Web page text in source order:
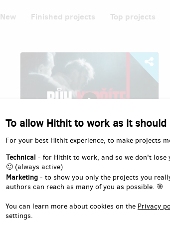
To allow Hithit to work as it
For your best Hithit experience, to make projects
Technical - for Hithit to work, and so we don't lose
🙂 (always active)
Marketing - to show you only the projects you
authors can reach as many of you as possible. 🎯
You can learn more about cookies on the Privacy
settings.
New Finished projects Top projects
Bůh nepřítel - poodhalte s námi
realitu rudého teroru
Author:Adam Janata
Svoboda slova a vyznání nebyla vždy
samozřejmostí. Krátkometrážní film
inspirovaný skutečnými událostmi z dob